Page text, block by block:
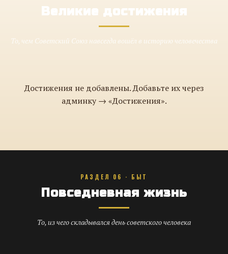
Великие достижения
То, чем Советский Союз навсегда вошёл в историю человечества
Достижения не добавлены. Добавьте их через
админку → «Достижения».
РАЗДЕЛ 06 · БЫТ
Повседневная жизнь
То, из чего складывался день советского человека